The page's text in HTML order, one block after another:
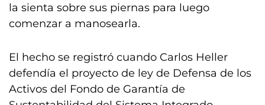
la sienta sobre sus piernas para luego
comenzar a manosearla.
El hecho se registró cuando Carlos Heller
defendía el proyecto de ley de Defensa de los
Activos del Fondo de Garantía de